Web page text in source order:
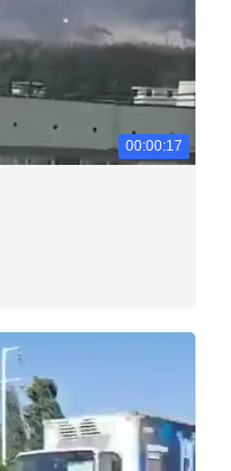
00:00:17